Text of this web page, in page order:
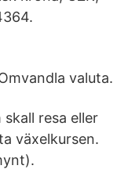
valuta.
resa eller
växelkursen.